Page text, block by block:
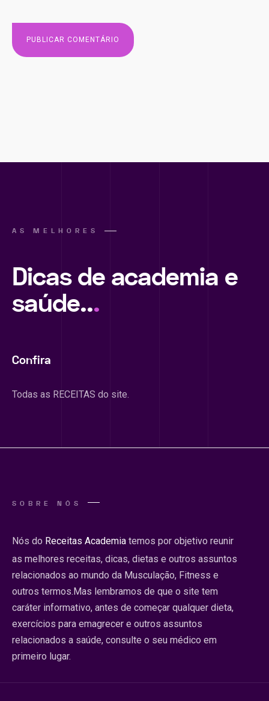
AS MELHORES
Dicas de academia e
saúde...
Confira
Todas as RECEITAS do site.
SOBRE NÓS
Nós do Receitas Academia temos por objetivo reunir
as melhores receitas, dicas, dietas e outros assuntos
relacionados ao mundo da Musculação, Fitness e
outros termos.Mas lembramos de que o site tem
caráter informativo, antes de começar qualquer dieta,
exercícios para emagrecer e outros assuntos
relacionados a saúde, consulte o seu médico em
primeiro lugar.